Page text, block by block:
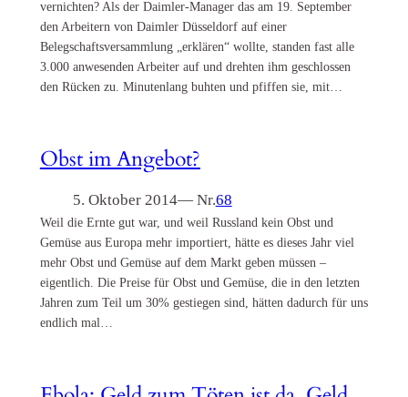
vernichten? Als der Daimler-Manager das am 19. September
den Arbeitern von Daimler Düsseldorf auf einer
Belegschaftsversammlung „erklären“ wollte, standen fast alle
3.000 anwesenden Arbeiter auf und drehten ihm geschlossen
den Rücken zu. Minutenlang buhten und pfiffen sie, mit…
Obst im Angebot?
5. Oktober 2014— Nr.68
Weil die Ernte gut war, und weil Russland kein Obst und
Gemüse aus Europa mehr importiert, hätte es dieses Jahr viel
mehr Obst und Gemüse auf dem Markt geben müssen –
eigentlich. Die Preise für Obst und Gemüse, die in den letzten
Jahren zum Teil um 30% gestiegen sind, hätten dadurch für uns
endlich mal…